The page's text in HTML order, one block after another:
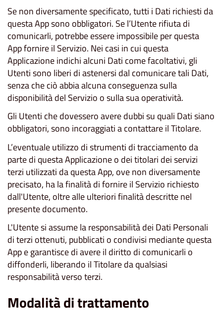
Se non diversamente specificato, tutti i Dati richiesti da
questa App sono obbligatori. Se l’Utente rifiuta di
comunicarli, potrebbe essere impossibile per questa
App fornire il Servizio. Nei casi in cui questa
Applicazione indichi alcuni Dati come facoltativi, gli
Utenti sono liberi di astenersi dal comunicare tali Dati,
senza che ciò abbia alcuna conseguenza sulla
disponibilità del Servizio o sulla sua operatività.
Gli Utenti che dovessero avere dubbi su quali Dati siano
obbligatori, sono incoraggiati a contattare il Titolare.
L’eventuale utilizzo di strumenti di tracciamento da
parte di questa Applicazione o dei titolari dei servizi
terzi utilizzati da questa App, ove non diversamente
precisato, ha la finalità di fornire il Servizio richiesto
dall'Utente, oltre alle ulteriori finalità descritte nel
presente documento.
L'Utente si assume la responsabilità dei Dati Personali
di terzi ottenuti, pubblicati o condivisi mediante questa
App e garantisce di avere il diritto di comunicarli o
diffonderli, liberando il Titolare da qualsiasi
responsabilità verso terzi.
Modalità di trattamento